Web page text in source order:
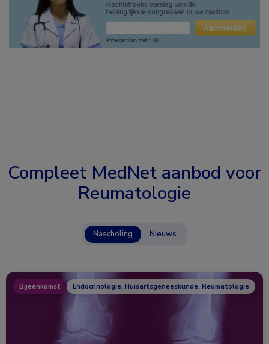
Compleet MedNet aanbod voor
Reumatologie
Nascholing Nieuws
Bijeenkomst Endocrinologie, Huisartsgeneeskunde, Reumatologie